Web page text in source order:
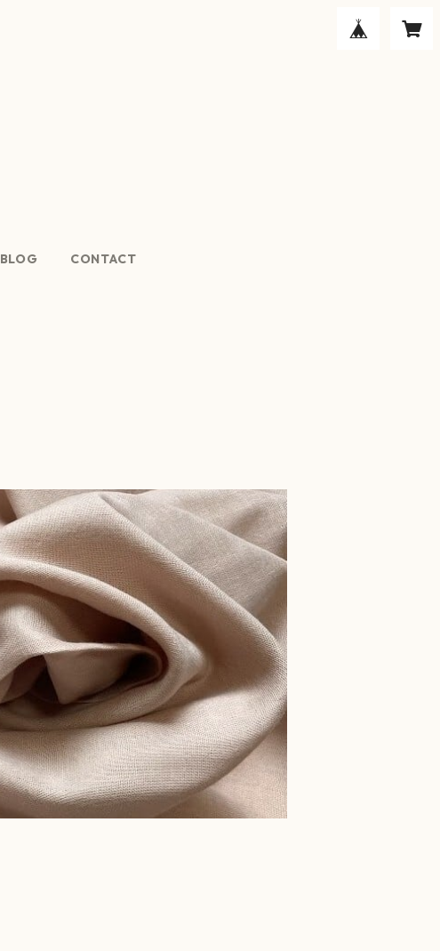
BLOG CONTACT